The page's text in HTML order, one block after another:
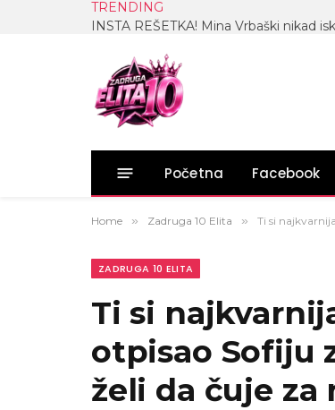
TRENDING
Početna Facebook
Home » Zadruga 10 Elita » Ti si
ZADRUGA 10 ELITA
Ti si
otpisao Sofiju
želi da čuje za